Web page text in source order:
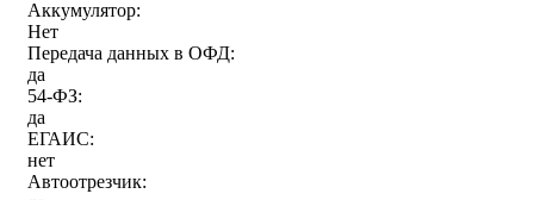
Аккумулятор:
Нет
Передача данных в ОФД:
да
54-ФЗ:
да
ЕГАИС:
нет
Автоотрезчик: